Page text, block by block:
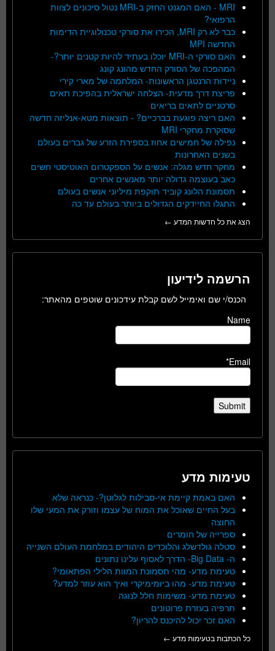
MRI - האם המגנט החזק ב-MRI נטול סיכונים לצוות
הרפואי?
כבר לא רק MRI, הכירו את סורקי טכנולוגיית הדימות
החדשה MPI
האם סורקי ה-MRI יוכלו בעתיד להיות קטנים יותר?-
המהפכה של הסורק החדש מהונג קונג
ניידות הרנטגן הראשונות- המלחמה של מארי קירי
פריצת דרך מדעית- הצלחה ישראלית בהפיכת תאים
סרטניים לתאים בריאים
האם ריצה פוגעת בברכיים? - תוצאות מטא-אנליזה חדשה
שסוקרת מחקרי MRI
נפילה של חמישים אחוז בספירת הזרע של גברים בעולם
בשנים האחרונות
מחקר חדש מגלה: אנשים על הספקטרום האוטיסטי חשים
כאב בעוצמה גדולה יותר מאנשים אחרים
תסמונת הלונג קוביד תוקפת מיליוני אנשים בעולם
התגלו החיידקים הגדולים ביותר בעולם עד כה
הצג את כל חדשות המדע ←
הרשמה לידיעון
הכנס/י שם ואימייל לשם קבלת עידכונים שוטפים מהאתר:
Name
Email*
טעימות מדע
האם באמת קיימת אי-סבילות לגלוטן?- כנראה שלא
בעל החיים שאוכל את המוח של עצמו וזורק את המעי שלו
החוצה
ספרייה של חומרים
סטלה גולדשלג והלוכדים היהודים במלחמת העולם השנייה
ה- Big Data- הדרך לאסוף עלינו נתונים
טעימת מדע- מהי תסמונת המוות הלילי הפתאומי?
טעימת מדע- מהו ביומימיקרי ואיך הוא עוזר למדע?
טעימת מדע- משימות חלל לנוגה
תרפיה בעזרת פרוטונים
האם זכר יכול להיכנס להריון?
כל הכתבות בטעימות מדע ←